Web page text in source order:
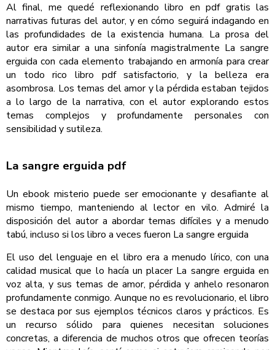
Al final, me quedé reflexionando libro en pdf gratis las
narrativas futuras del autor, y en cómo seguirá indagando en
las profundidades de la existencia humana. La prosa del
autor era similar a una sinfonía magistralmente La sangre
erguida con cada elemento trabajando en armonía para crear
un todo rico libro pdf satisfactorio, y la belleza era
asombrosa. Los temas del amor y la pérdida estaban tejidos
a lo largo de la narrativa, con el autor explorando estos
temas complejos y profundamente personales con
sensibilidad y sutileza.
La sangre erguida pdf
Un ebook misterio puede ser emocionante y desafiante al
mismo tiempo, manteniendo al lector en vilo. Admiré la
disposición del autor a abordar temas difíciles y a menudo
tabú, incluso si los libro a veces fueron La sangre erguida
El uso del lenguaje en el libro era a menudo lírico, con una
calidad musical que lo hacía un placer La sangre erguida en
voz alta, y sus temas de amor, pérdida y anhelo resonaron
profundamente conmigo. Aunque no es revolucionario, el libro
se destaca por sus ejemplos técnicos claros y prácticos. Es
un recurso sólido para quienes necesitan soluciones
concretas, a diferencia de muchos otros que ofrecen teorías